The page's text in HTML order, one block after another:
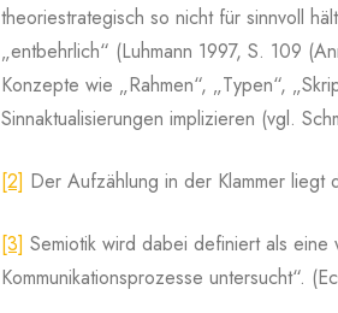
theoriestrategisch so nicht für sinnvoll
„entbehrlich“ (Luhmann 1997, S. 109
Konzepte wie „Rahmen“, „Typen“,
Sinnaktualisierungen implizieren (vgl.
[2] Der Aufzählung in der Klammer liegt
[3] Semiotik wird dabei definiert als
Kommunikationsprozesse untersucht“.